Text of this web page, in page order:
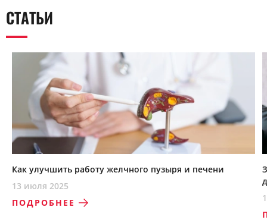
СТАТЬИ
Как улучшить работу желчного пузыря и печени
13 июля 2025
ПОДРОБНЕЕ